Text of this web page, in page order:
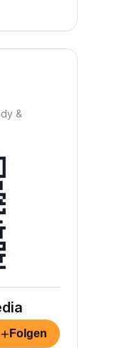
&
+ Folgen